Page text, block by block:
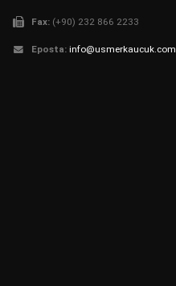
Fax: (+90) 232 866 2233
Eposta: info@usmerkaucuk.com